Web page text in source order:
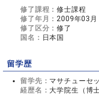
修了課程：修士課程
修了年月： 2009年03月
修了区分：修了
国名： 日本国
留学歴
留学先： マサチューセ
経歴名： 大学院生（博